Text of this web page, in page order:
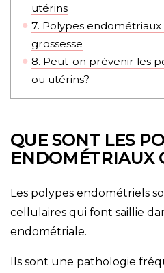
utérins
7. Polypes
grossesse
8. Peut-on prévenir les
ou utérins?
QUE SONT LES
ENDOMÉTRIAUX
Les polypes endométriels
cellulaires qui font saillie
endométriale.
Ils sont une pathologie